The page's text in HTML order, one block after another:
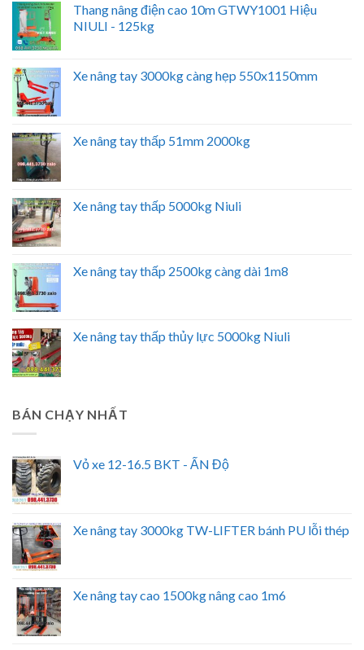
Thang nâng điện cao 10m GTWY1001 Hiệu
NIULI - 125kg
Xe nâng tay 3000kg càng hẹp 550x1150mm
Xe nâng tay thấp 51mm 2000kg
Xe nâng tay thấp 5000kg Niuli
Xe nâng tay thấp 2500kg càng dài 1m8
Xe nâng tay thấp thủy lực 5000kg Niuli
BÁN CHẠY NHẤT
Vỏ xe 12-16.5 BKT - ẤN Độ
Xe nâng tay 3000kg TW-LIFTER bánh PU lỗi thép
Xe nâng tay cao 1500kg nâng cao 1m6